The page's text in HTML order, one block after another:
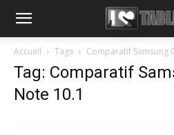
Accueil Tags Comparatif Samsung
Tag: Comparatif
Note 10.1